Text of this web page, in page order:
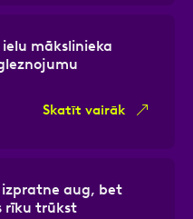
mākslinieka
Skatīt vairāk
aug, bet
rīku trūkst